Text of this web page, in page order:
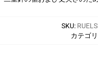
SKU:
カテゴ